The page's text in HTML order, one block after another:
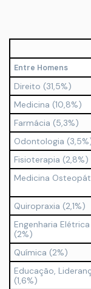
Entre Homens
Direito (31,5%)
Medicina (10,8%)
Farmácia (5,3%)
Odontologia
Fisioterapia (2,8%)
Medicina
Quiropraxia (2,1%)
Engenharia
(2%)
Química (2%)
Educação,
(1,6%)